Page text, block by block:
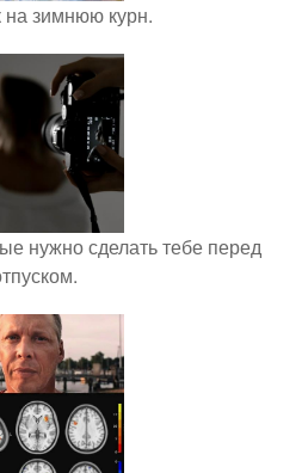
на зимнюю курн.
нужно сделать тебе перед